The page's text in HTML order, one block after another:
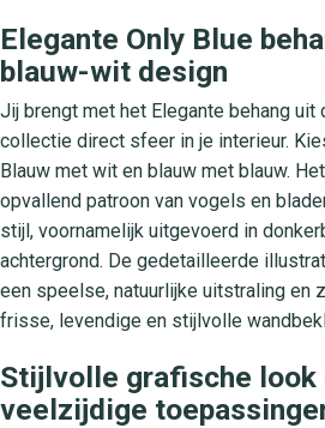
Elegante Only Blue
blauw-wit design
Jij brengt met het Elegante behang uit
collectie direct sfeer in je interieur.
Blauw met wit en blauw met blauw.
opvallend patroon van vogels en
stijl, voornamelijk uitgevoerd in
achtergrond. De gedetailleerde
een speelse, natuurlijke uitstraling en
frisse, levendige en stijlvolle
Stijlvolle grafische look
veelzijdige